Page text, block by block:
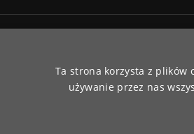
Ta strona korzysta z plików
używanie przez nas